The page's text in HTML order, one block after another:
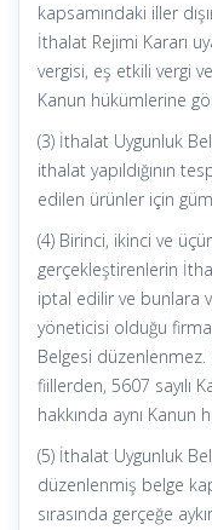
kapsamındaki iller
İthalat Rejimi Kararı
vergisi, eş etkili vergi
Kanun hükümlerine
(3) İthalat Uygunluk
ithalat yapıldığının
edilen ürünler için
(4) Birinci, ikinci ve
gerçekleştirenlerin
iptal edilir ve bunlara
yöneticisi olduğu
Belgesi
fiillerden, 5607 sayılı
hakkında aynı Kanun
(5) İthalat Uygunluk
düzenlenmiş belge
sırasında gerçeğe